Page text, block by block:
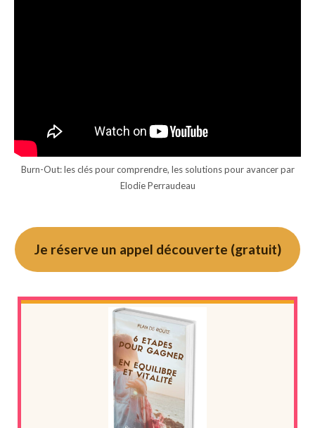
Burn-Out: les clés pour comprendre, les solutions pour avancer par
Elodie Perraudeau
Je réserve un appel découverte (gratuit)